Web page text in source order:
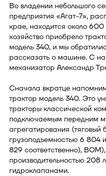
Во владении небольшого
предприятия «Агат-7»,
крае, находится около
хозяйство приобрело
модель 340, и мы
рассказать о машине. С
механизатор Александр
Сначала вкратце
трактор модель 340. Это
тракторы классической
подключаемым передним
агрегатирования (тяговый
грузоподъемностью 6 804
829 соответственно),
производительностью 208
гидроклапанами.